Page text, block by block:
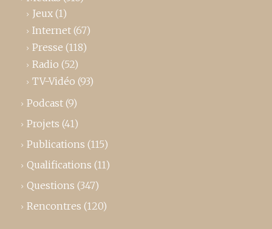
Jeux (1)
Internet (67)
Presse (118)
Radio (52)
TV-Vidéo (93)
Podcast (9)
Projets (41)
Publications (115)
Qualifications (11)
Questions (347)
Rencontres (120)